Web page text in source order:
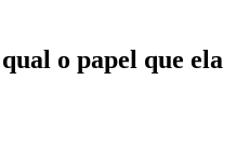
o papel que ela